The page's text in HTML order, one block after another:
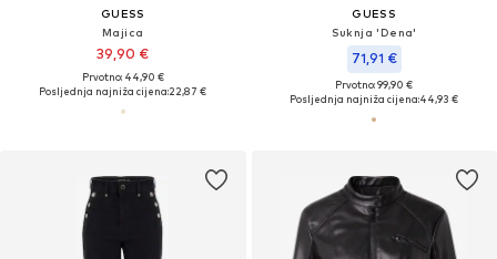
GUESS
Majica
39,90 €
Prvotno: 44,90 €
Posljednja najniža cijena:22,87 €
GUESS
Suknja 'Dena'
71,91 €
Prvotno: 99,90 €
Posljednja najniža cijena:44,93 €